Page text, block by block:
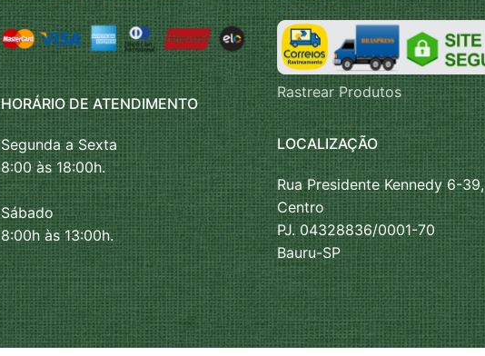
HORÁRIO DE ATENDIMENTO
Segunda a Sexta
8:00 às 18:00h.
Sábado
8:00h às 13:00h.
Rastrear Produtos
LOCALIZAÇÃO
Rua Presidente Kennedy 6-39,
Centro
PJ. 04328836/0001-70
Bauru-SP